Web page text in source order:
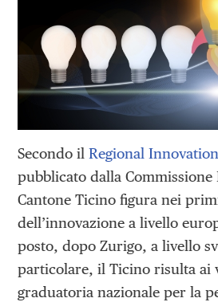
Secondo il Regional
pubblicato dalla
Cantone Ticino figura nei
dell’innovazione a livello
posto, dopo Zurigo, a livello
particolare, il Ticino risulta ai
graduatoria nazionale per la